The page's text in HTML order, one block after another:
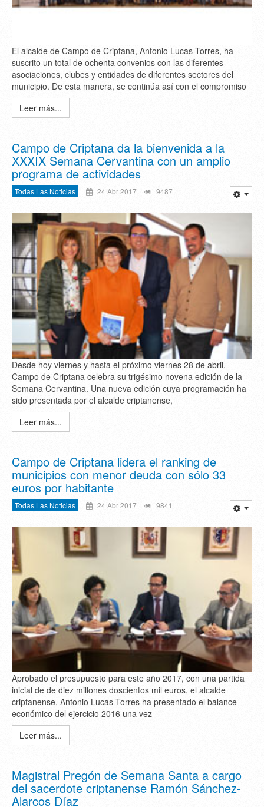
El alcalde de Campo de Criptana, Antonio Lucas-Torres, ha
suscrito un total de ochenta convenios con las diferentes
asociaciones, clubes y entidades de diferentes sectores del
municipio. De esta manera, se continúa así con el compromiso
Leer más...
Campo de Criptana da la bienvenida a la
XXXIX Semana Cervantina con un amplio
programa de actividades
Todas Las Noticias 24 Abr 2017 9487
Desde hoy viernes y hasta el próximo viernes 28 de abril,
Campo de Criptana celebra su trigésimo novena edición de la
Semana Cervantina. Una nueva edición cuya programación ha
sido presentada por el alcalde criptanense,
Leer más...
Campo de Criptana lidera el ranking de
municipios con menor deuda con sólo 33
euros por habitante
Todas Las Noticias 24 Abr 2017 9841
Aprobado el presupuesto para este año 2017, con una partida
inicial de de diez millones doscientos mil euros, el alcalde
criptanense, Antonio Lucas-Torres ha presentado el balance
económico del ejercicio 2016 una vez
Leer más...
Magistral Pregón de Semana Santa a cargo
del sacerdote criptanense Ramón Sánchez-
Alarcos Díaz